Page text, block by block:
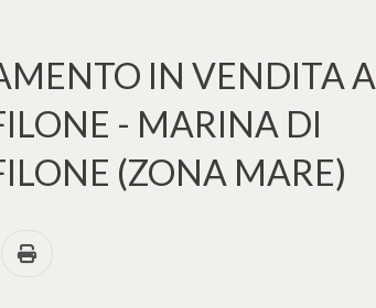
IN VENDITA A
- MARINA DI
(ZONA MARE)
34187